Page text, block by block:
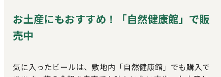
お土産にもおすすめ！「自然健康館」で販
売中
気に入ったビールは、敷地内「自然健康館」でも購入で